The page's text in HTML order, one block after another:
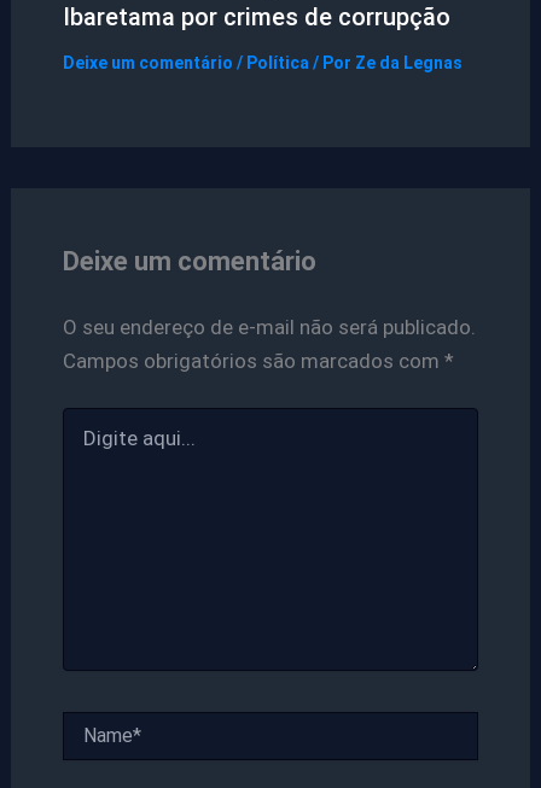
Ibaretama por crimes de corrupção
Deixe um comentário / Política / Por Ze da Legnas
Deixe um comentário
O seu endereço de e-mail não será publicado.
Campos obrigatórios são marcados com *
aqui...